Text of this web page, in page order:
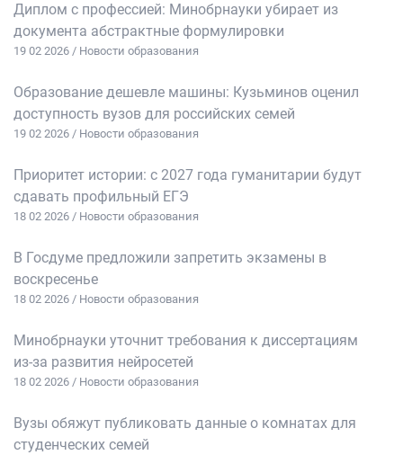
Диплом с профессией: Минобрнауки убирает из
документа абстрактные формулировки
19 02 2026 / Новости образования
Образование дешевле машины: Кузьминов оценил
доступность вузов для российских семей
19 02 2026 / Новости образования
Приоритет истории: с 2027 года гуманитарии будут
сдавать профильный ЕГЭ
18 02 2026 / Новости образования
В Госдуме предложили запретить экзамены в
воскресенье
18 02 2026 / Новости образования
Минобрнауки уточнит требования к диссертациям
из‑за развития нейросетей
18 02 2026 / Новости образования
Вузы обяжут публиковать данные о комнатах для
студенческих семей